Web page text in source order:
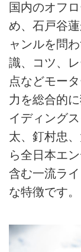
国内のオフ
め、石戸谷
ャンルを問
識、コツ、
点などモー
力を総合的
イディング
太、釘村忠
ら全日本エ
含む一流ラ
な特徴です。